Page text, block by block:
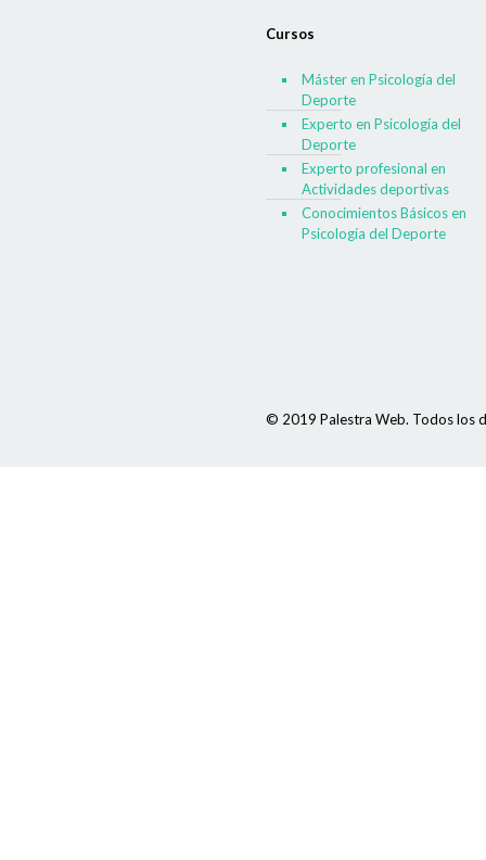
Cursos
Máster en Psicología del
Deporte
Experto en Psicología del
Deporte
Experto profesional en
Actividades deportivas
Conocimientos Básicos en
Psicología del Deporte
© 2019 Palestra Web. Todos los